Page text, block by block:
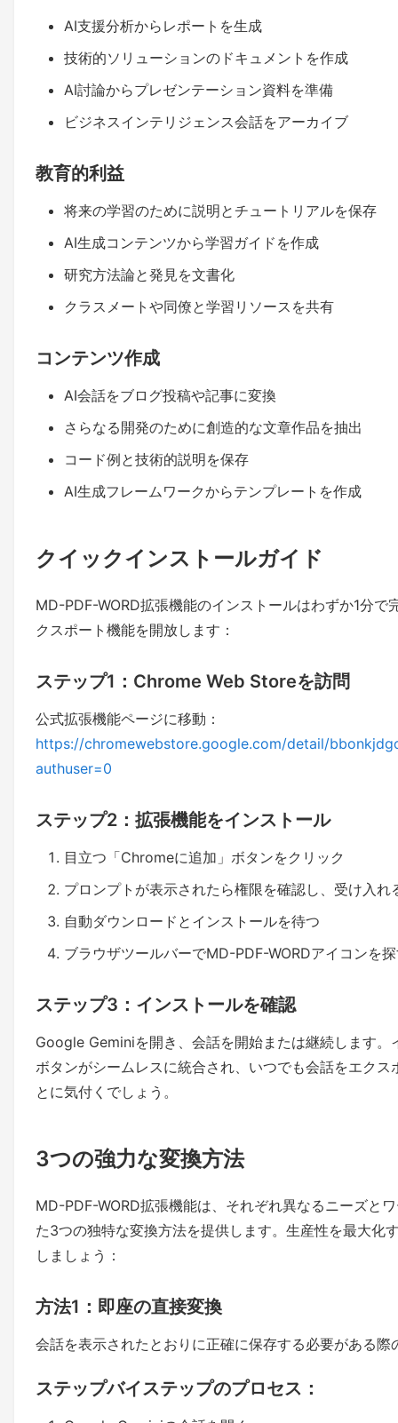
AI支援分析からレポートを生成
技術的ソリューションのドキュメントを作成
AI討論からプレゼンテーション資料を準備
ビジネスインテリジェンス会話をアーカイブ
教育的利益
将来の学習のために説明とチュートリアルを保存
AI生成コンテンツから学習ガイドを作成
研究方法論と発見を文書化
クラスメートや同僚と学習リソースを共有
コンテンツ作成
AI会話をブログ投稿や記事に変換
さらなる開発のために創造的な文章作品を抽出
コード例と技術的説明を保存
AI生成フレームワークからテンプレートを作成
クイックインストールガイド
MD-PDF-WORD拡張機能のインストールはわずか1分で
クスポート機能を開放します：
ステップ1：Chrome Web Storeを訪問
公式拡張機能ページに移動：
https://chromewebstore.google.com/detail/
authuser=0
ステップ2：拡張機能をインストール
目立つ「Chromeに追加」ボタンをクリック
プロンプトが表示されたら権限を確認し、受け入れ
自動ダウンロードとインストールを待つ
ブラウザツールバーでMD-PDF-WORDアイコンを
ステップ3：インストールを確認
Google Geminiを開き、会話を開始または継続します。
ボタンがシームレスに統合され、いつでも会話をエク
とに気付くでしょう。
3つの強力な変換方法
MD-PDF-WORD拡張機能は、それぞれ異なるニーズと
た3つの独特な変換方法を提供します。生産性を最大化
しましょう：
方法1：即座の直接変換
会話を表示されたとおりに正確に保存する必要がある
ステップバイステップのプロセス：